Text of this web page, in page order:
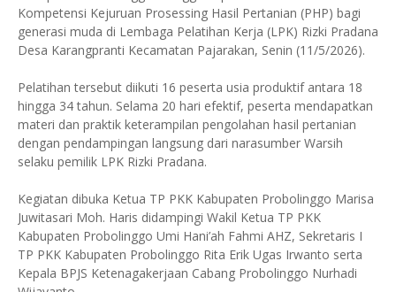
Kompetensi Kejuruan Prosessing Hasil Pertanian (PHP) bagi
generasi muda di Lembaga Pelatihan Kerja (LPK) Rizki Pradana
Desa Karangpranti Kecamatan Pajarakan, Senin (11/5/2026).
Pelatihan tersebut diikuti 16 peserta usia produktif antara 18
hingga 34 tahun. Selama 20 hari efektif, peserta mendapatkan
materi dan praktik keterampilan pengolahan hasil pertanian
dengan pendampingan langsung dari narasumber Warsih
selaku pemilik LPK Rizki Pradana.
Kegiatan dibuka Ketua TP PKK Kabupaten Probolinggo Marisa
Juwitasari Moh. Haris didampingi Wakil Ketua TP PKK
Kabupaten Probolinggo Umi Hani’ah Fahmi AHZ, Sekretaris I
TP PKK Kabupaten Probolinggo Rita Erik Ugas Irwanto serta
Kepala BPJS Ketenagakerjaan Cabang Probolinggo Nurhadi